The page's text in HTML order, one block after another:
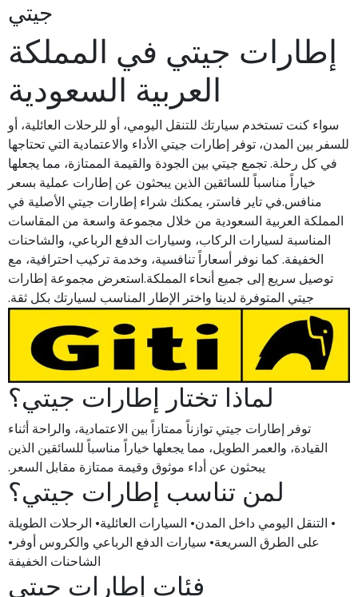
جيتي
إطارات جيتي في المملكة
العربية السعودية
سواء كنت تستخدم سيارتك للتنقل اليومي، أو للرحلات العائلية، أو
للسفر بين المدن، توفر إطارات جيتي الأداء والاعتمادية التي تحتاجها
في كل رحلة. تجمع جيتي بين الجودة والقيمة الممتازة، مما يجعلها
خياراً مناسباً للسائقين الذين يبحثون عن إطارات عملية بسعر
منافس.في تاير فاستر، يمكنك شراء إطارات جيتي الأصلية في
المملكة العربية السعودية من خلال مجموعة واسعة من المقاسات
المناسبة لسيارات الركاب، وسيارات الدفع الرباعي، والشاحنات
الخفيفة. كما نوفر أسعاراً تنافسية، وخدمة تركيب احترافية، مع
توصيل سريع إلى جميع أنحاء المملكة.استعرض مجموعة إطارات
جيتي المتوفرة لدينا واختر الإطار المناسب لسيارتك بكل ثقة.
لماذا تختار إطارات جيتي؟
توفر إطارات جيتي توازناً ممتازاً بين الاعتمادية، والراحة أثناء
القيادة، والعمر الطويل، مما يجعلها خياراً مناسباً للسائقين الذين
يبحثون عن أداء موثوق وقيمة ممتازة مقابل السعر.
لمن تناسب إطارات جيتي؟
• التنقل اليومي داخل المدن• السيارات العائلية• الرحلات الطويلة
على الطرق السريعة• سيارات الدفع الرباعي والكروس أوفر•
الشاحنات الخفيفة
فئات إطارات جيتي